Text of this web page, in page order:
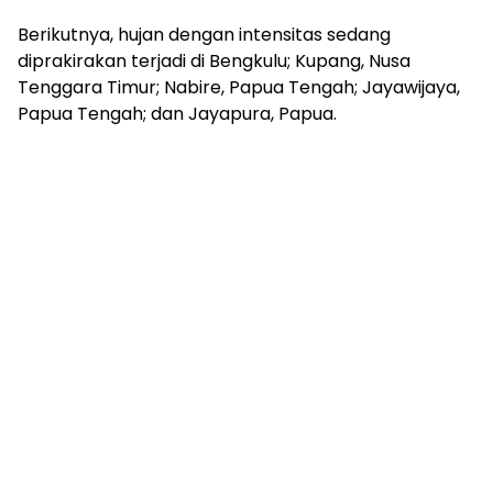
Berikutnya, hujan dengan intensitas sedang
diprakirakan terjadi di Bengkulu; Kupang, Nusa
Tenggara Timur; Nabire, Papua Tengah; Jayawijaya,
Papua Tengah; dan Jayapura, Papua.